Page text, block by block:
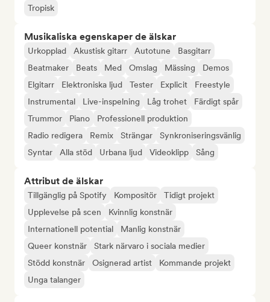
Tropisk
Musikaliska egenskaper de älskar
Urkopplad Akustisk gitarr Autotune
Basgitarr
Beatmaker
Beats Med Omslag Mässing
Demos
Elgitarr
Elektroniska ljud Tester Explicit
Freestyle
Instrumental
Live-inspelning Låg trohet
Färdigt spår
Trummor
Piano
Professionell produktion
Radio redigera
Remix Strängar
Synkroniseringsvänlig
Syntar
Alla stöd Urbana ljud Videoklipp Sång
Attribut de älskar
Tillgänglig på Spotify Kompositör
Tidigt projekt
Upplevelse på scen
Kvinnlig konstnär
Internationell potential
Manlig konstnär
Queer konstnär
Stark närvaro i sociala medier
Stödd konstnär
Osignerad artist
Kommande projekt
Unga talanger